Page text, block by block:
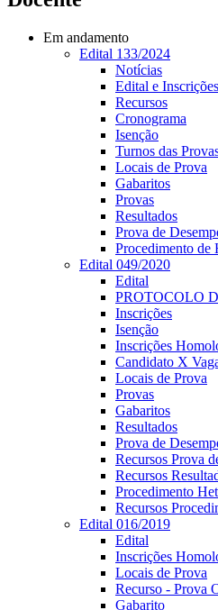
Em andamento
Edital 133/2024
Notícias
Edital e
Recursos
Cronograma
Isenção
Turnos das
Locais de Prova
Gabaritos
Provas
Resultados
Prova de
Procedimento de
Edital 049/2020
Edital
PROTOCOLO
Inscrições
Isenção
Inscrições
Candidato X
Locais de Prova
Provas
Gabaritos
Resultados
Prova de
Recursos Prova
Recursos
Procedimento
Recursos
Edital 016/2019
Edital
Inscrições
Locais de Prova
Recurso - Prova
Gabarito